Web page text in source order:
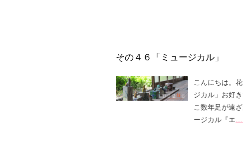
その４６「ミュージカル」
こんにちは。
ジカル」お好
こ数年足が遠
ージカル『エ